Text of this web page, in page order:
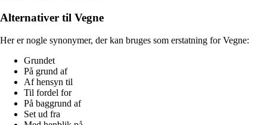
Alternativer til Vegne
Her er nogle synonymer, der kan bruges som erstatning for Vegne:
Grundet
På grund af
Af hensyn til
Til fordel for
På baggrund af
Set ud fra